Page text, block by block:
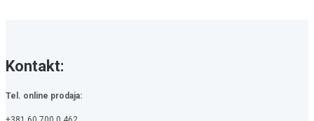
Kontakt:
Tel. online prodaja: